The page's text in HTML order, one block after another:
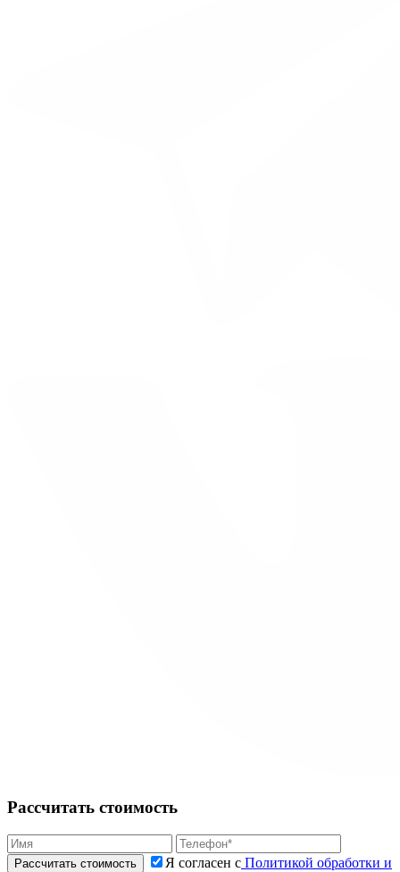
Рассчитать стоимость
Я согласен с Политикой обработки и